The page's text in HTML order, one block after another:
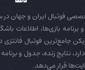
بازی‌ها، اطلاعات
نتایج زنده، جدول و
قرار می‌دهد.